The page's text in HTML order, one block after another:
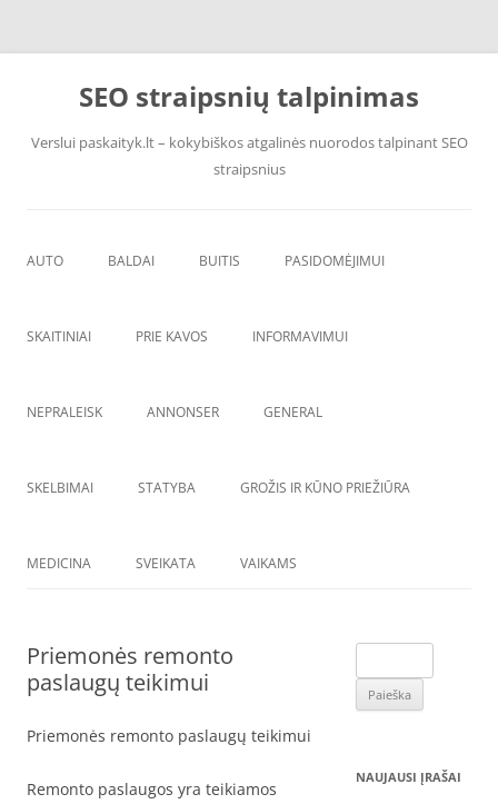
Pereiti
SEO straipsnių talpinimas
Verslui paskaityk.lt – kokybiškos atgalinės nuorodos talpinant SEO
straipsnius
AUTO
PADANGOS
BALDAI BUITIS
ĮRANGA
ŠVAROS PREKĖS
PASIDOMĖJIMUI
SKAITINIAI PRIE KAVOS INFORMAVIMUI
NEPRALEISK ANNONSER GENERAL
SKELBIMAI STATYBA GROŽIS IR KŪNO PRIEŽIŪRA
MEDICINA SVEIKATA VAIKAMS
Priemonės remonto
paslaugų teikimui
Priemonės remonto paslaugų teikimui
Remonto paslaugos yra teikiamos
NAUJAUSI ĮRAŠAI